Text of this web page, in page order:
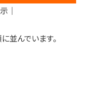
｜
並んでいます。